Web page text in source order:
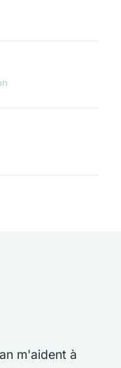
m'aident à